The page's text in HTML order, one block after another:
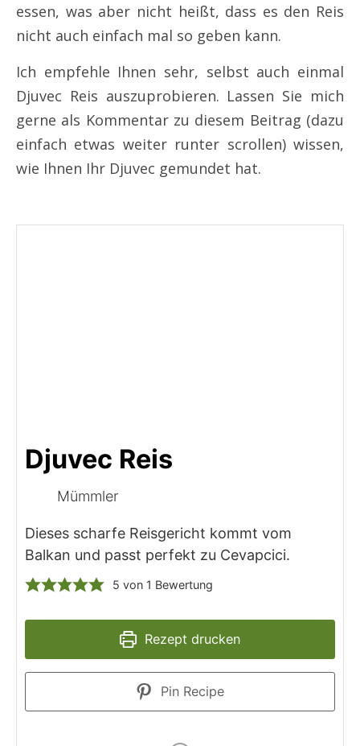
essen, was aber nicht heißt, dass es den Reis
nicht auch einfach mal so geben kann.
Ich empfehle Ihnen sehr, selbst auch einmal
Djuvec Reis auszuprobieren. Lassen Sie mich
gerne als Kommentar zu diesem Beitrag (dazu
einfach etwas weiter runter scrollen) wissen,
wie Ihnen Ihr Djuvec gemundet hat.
Djuvec Reis
Mümmler
Dieses scharfe Reisgericht kommt vom
Balkan und passt perfekt zu Cevapcici.
5 von 1 Bewertung
Rezept drucken
Pin Recipe